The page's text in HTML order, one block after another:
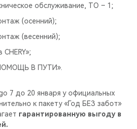
обслуживание, ТО – 1;
(осенний);
(весенний);
ПОМОЩЬ В ПУТИ».
7 до 20 января у официальных
к пакету «Год БЕЗ забот»
гарантированную выгоду в